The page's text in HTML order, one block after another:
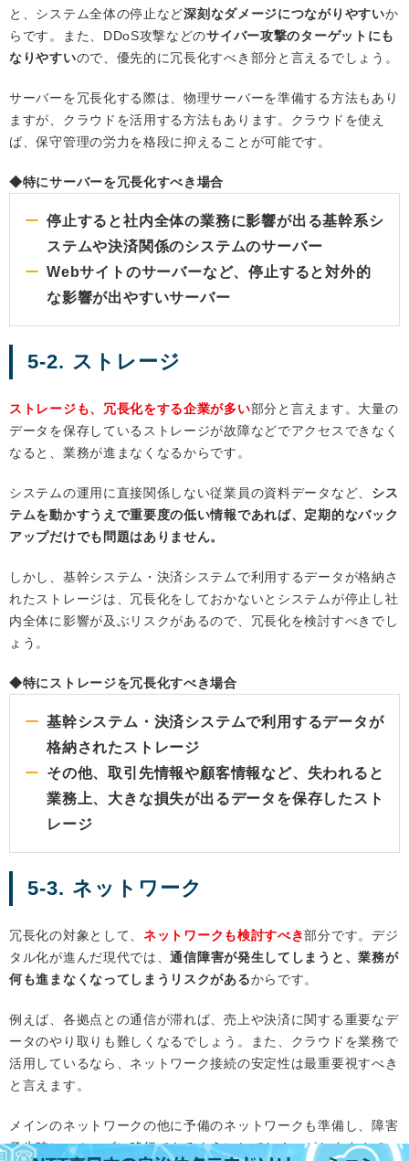
と、システム全体の停止など深刻なダメージにつながりやすいか
らです。また、DDoS攻撃などのサイバー攻撃のターゲットにも
なりやすいので、優先的に冗長化すべき部分と言えるでしょう。
サーバーを冗長化する際は、物理サーバーを準備する方法もあり
ますが、クラウドを活用する方法もあります。クラウドを使え
ば、保守管理の労力を格段に抑えることが可能です。
◆特にサーバーを冗長化すべき場合
停止すると社内全体の業務に影響が出る基幹系シ
ステムや決済関係のシステムのサーバー
Webサイトのサーバーなど、停止すると対外的
な影響が出やすいサーバー
5-2. ストレージ
ストレージも、冗長化をする企業が多い部分と言えます。大量の
データを保存しているストレージが故障などでアクセスできなく
なると、業務が進まなくなるからです。
システムの運用に直接関係しない従業員の資料データなど、 シス
テムを動かすうえで重要度の低い情報であれば、定期的なバック
アップだけでも問題はありません。
しかし、基幹システム・決済システムで利用するデータが格納さ
れたストレージは、冗長化をしておかないとシステムが停止し社
内全体に影響が及ぶリスクがあるので、冗長化を検討すべきでし
ょう。
◆特にストレージを冗長化すべき場合
基幹システム・決済システムで利用するデータが
格納されたストレージ
その他、取引先情報や顧客情報など、失われると
業務上、大きな損失が出るデータを保存したスト
レージ
5-3. ネットワーク
冗長化の対象として、 ネットワークも検討すべき部分です。デジ
タル化が進んだ現代では、通信障害が発生してしまうと、業務が
何も進まなくなってしまうリスクがあるからです。
例えば、各拠点との通信が滞れば、売上や決済に関する重要なデ
ータのやり取りも難しくなるでしょう。また、クラウドを業務で
活用しているなら、ネットワーク接続の安定性は最重要視すべき
と言えます。
メインのネットワークの他に予備のネットワークも準備し、障害
発生時にスムーズに移行できるようにしておくのがおすすめで